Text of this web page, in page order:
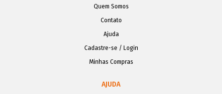
Quem Somos
Contato
Ajuda
Cadastre-se / Login
Minhas Compras
AJUDA